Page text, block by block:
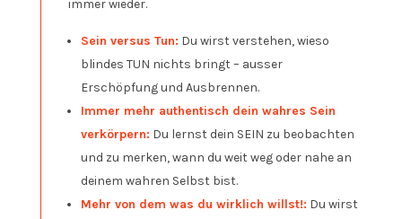
immer wieder.
Sein versus Tun: Du wirst verstehen, wieso
blindes TUN nichts bringt – ausser
Erschöpfung und Ausbrennen.
Immer mehr authentisch dein wahres Sein
verkörpern: Du lernst dein SEIN zu beobachten
und zu merken, wann du weit weg oder nahe an
deinem wahren Selbst bist.
Mehr von dem was du wirklich willst!: Du wirst